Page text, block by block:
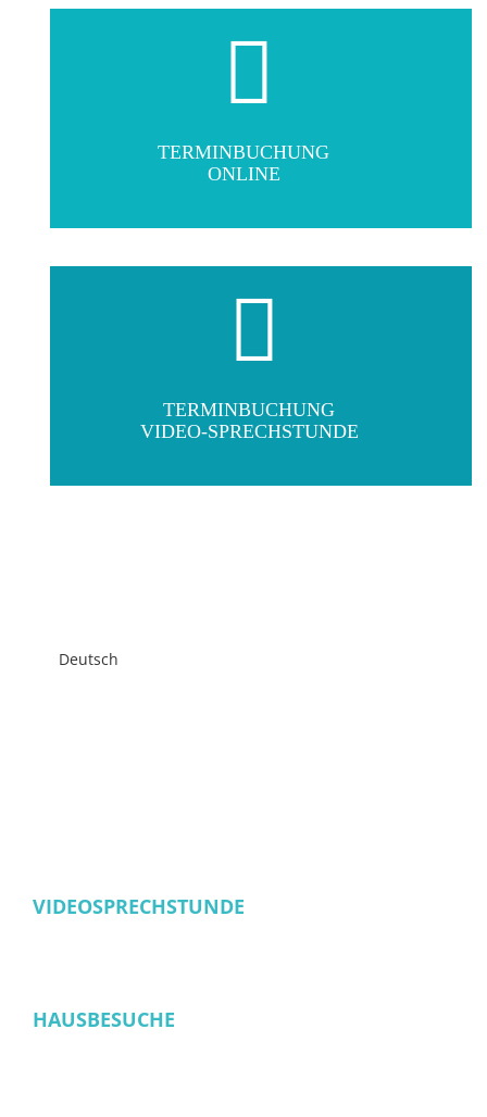
TERMINBUCHUNG
ONLINE
TERMINBUCHUNG
VIDEO-SPRECHSTUNDE
Deutsch
VIDEOSPRECHSTUNDE
HAUSBESUCHE